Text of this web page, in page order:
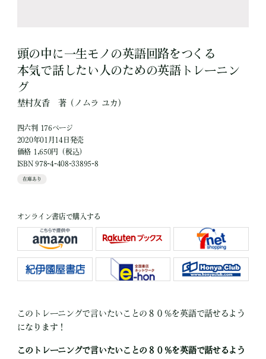
頭の中に一生モノの英語回路をつくる
本気で話したい人のための英語トレーニン
グ
埜村友香 著（ノムラ ユカ）
四六判 176ページ
2020年01月14日発売
価格 1,650円（税込）
ISBN 978-4-408-33895-8
在庫あり
オンライン書店で購入する
このトレーニングで言いたいことの８０％を英語で話せるよう
になります！
このトレーニングで言いたいことの８０％を英語で話せるよう